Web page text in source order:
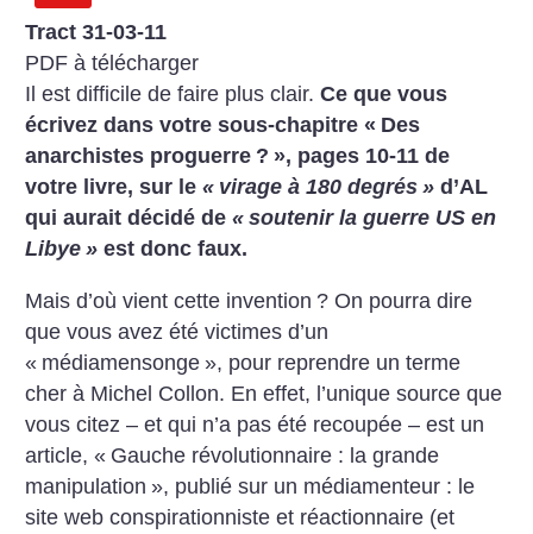
Tract 31-03-11
PDF à télécharger
Il est difficile de faire plus clair.Ce que vous
écrivez dans votre sous-chapitre « Des
anarchistes proguerre ? », pages 10-11 de
votre livre, sur le« virage à 180 degrés »d’AL
qui aurait décidé de« soutenir la guerre US en
Libye » est donc faux.
Mais d’où vient cette invention ? On pourra dire
que vous avez été victimes d’un
« médiamensonge », pour reprendre un terme
cher à Michel Collon. En effet, l’unique source que
vous citez – et qui n’a pas été recoupée – est un
article, « Gauche révolutionnaire : la grande
manipulation », publié sur un médiamenteur : le
site web conspirationniste et réactionnaire (et